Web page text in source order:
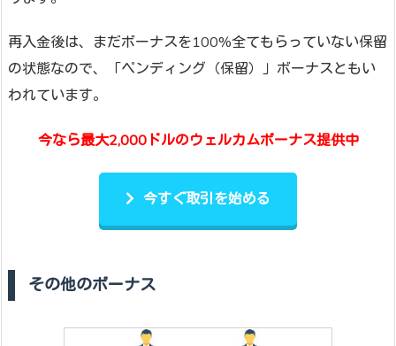
再入金後は、まだボーナスを100%全てもらっていない保留
の状態なので、「ペンディング（保留）」ボーナスともい
われています。
今なら最大2,000ドルのウェルカムボーナス提供中
今すぐ取引を始める
その他のボーナス